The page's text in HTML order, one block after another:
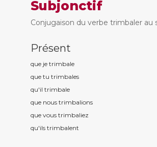
Subjonctif
Conjugaison du verbe trimbaler au
Présent
que je trimbale
que tu trimbales
qu'il trimbale
que nous trimbalions
que vous trimbaliez
qu'ils trimbalent